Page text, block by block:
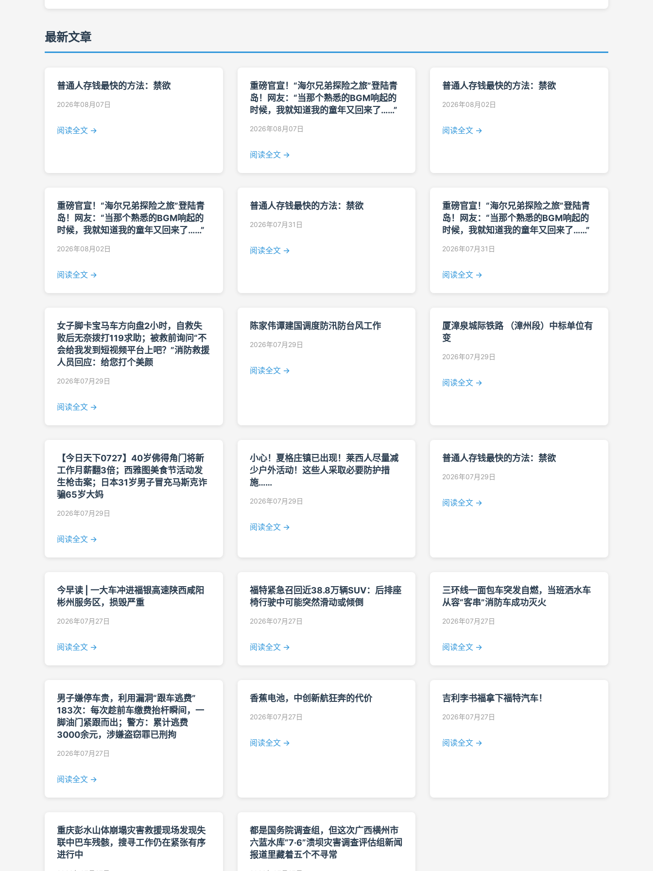
最新文章
普通人存钱最快的方法：禁欲
2026年08月07日
阅读全文 →
重磅官宣！“海尔兄弟探险之旅”登陆青
岛！网友：“当那个熟悉的BGM响起的
时候，我就知道我的童年又回来了……”
2026年08月07日
阅读全文 →
普通人存钱最快的方法：禁欲
2026年08月02日
阅读全文 →
重磅官宣！“海尔兄弟探险之旅”登陆青
岛！网友：“当那个熟悉的BGM响起的
时候，我就知道我的童年又回来了……”
2026年08月02日
阅读全文 →
普通人存钱最快的方法：禁欲
2026年07月31日
阅读全文 →
重磅官宣！“海尔兄弟探险之旅”登陆青
岛！网友：“当那个熟悉的BGM响起的
时候，我就知道我的童年又回来了……”
2026年07月31日
阅读全文 →
女子脚卡宝马车方向盘2小时，自救失
败后无奈拨打119求助；被救前询问“不
会给我发到短视频平台上吧？”消防救援
人员回应：给您打个美颜
2026年07月29日
阅读全文 →
陈家伟谭建国调度防汛防台风工作
2026年07月29日
阅读全文 →
厦漳泉城际铁路 （漳州段）中标单位有
变
2026年07月29日
阅读全文 →
【今日天下0727】40岁佛得角门将新
工作月薪翻3倍；西雅图美食节活动发
生枪击案；日本31岁男子冒充马斯克诈
骗65岁大妈
2026年07月29日
阅读全文 →
小心！夏格庄镇已出现！莱西人尽量减
少户外活动！这些人采取必要防护措
施……
2026年07月29日
阅读全文 →
普通人存钱最快的方法：禁欲
2026年07月29日
阅读全文 →
今早读 | 一大车冲进福银高速陕西咸阳
彬州服务区，损毁严重
2026年07月27日
阅读全文 →
福特紧急召回近38.8万辆SUV：后排座
椅行驶中可能突然滑动或倾倒
2026年07月27日
阅读全文 →
三环线一面包车突发自燃，当班洒水车
从容“客串”消防车成功灭火
2026年07月27日
阅读全文 →
男子嫌停车贵，利用漏洞“跟车逃费”
183次：每次趁前车缴费抬杆瞬间，一
脚油门紧跟而出；警方：累计逃费
3000余元，涉嫌盗窃罪已刑拘
2026年07月27日
阅读全文 →
香蕉电池，中创新航狂奔的代价
2026年07月27日
阅读全文 →
吉利李书福拿下福特汽车！
2026年07月27日
阅读全文 →
重庆彭水山体崩塌灾害救援现场发现失
联中巴车残骸，搜寻工作仍在紧张有序
进行中
都是国务院调查组，但这次广西横州市
六蓝水库“7·6”溃坝灾害调查评估组新闻
报道里藏着五个不寻常